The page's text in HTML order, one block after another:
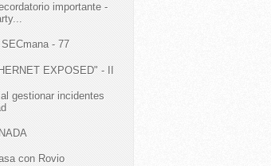
importante -
- 77
EXPOSED" - II
gestionar incidentes
con Rovio